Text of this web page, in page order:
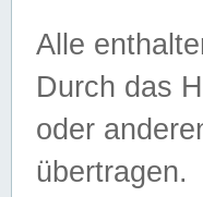
Alle
Durch das
oder
übertragen.